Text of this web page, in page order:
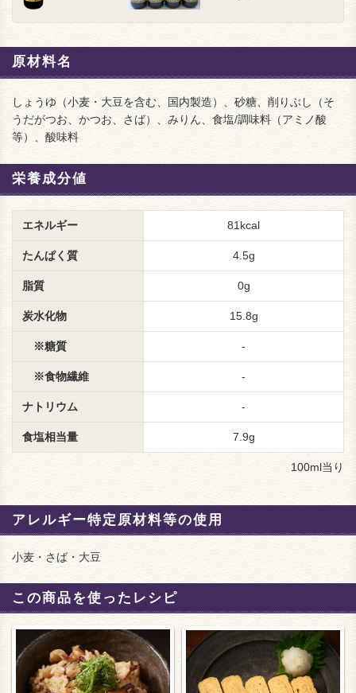
原材料名
しょうゆ（小麦・大豆を含む、国内製造）、砂糖、削りぶし（そ
うだがつお、かつお、さば）、みりん、食塩/調味料（アミノ酸
等）、酸味料
栄養成分値
エネルギー 81kcal
たんぱく質 4.5g
脂質 0g
炭水化物 15.8g
※糖質 -
※食物繊維 -
ナトリウム -
食塩相当量 7.9g
100ml当り
アレルギー特定原材料等の使用
小麦・さば・大豆
この商品を使ったレシピ